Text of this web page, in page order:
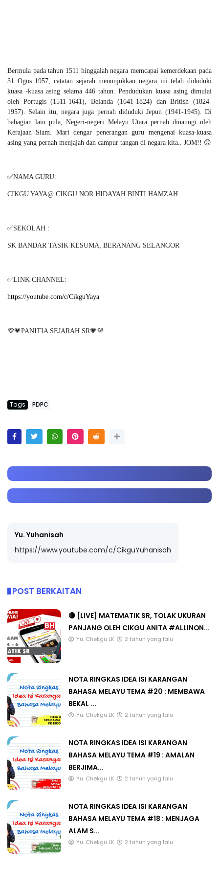
Bermula pada tahun 1511 hinggalah negara memcapai kemerdekaan pada
31 Ogos 1957, catatan sejarah menunjukkan negara ini telah diduduki
kuasa -kuasa asing selama 446 tahun. Pendudukan kuasa asing dimulai
oleh Portugis (1511-1641), Belanda (1641-1824) dan British (1824-
1957). Selain itu, negara juga pernah diduduki Jepun (1941-1945). Di
bahagian lain pula, Negeri-negeri Melayu Utara pernah dinaungi oleh
Kerajaan Siam. Mari dengar penerangan guru mengenai kuasa-kuasa
asing yang pernah menjajah dan campur tangan di negara kita.. JOM!! 😊
✅NAMA GURU:
CIKGU YAYA@ CIKGU NOR HIDAYAH BINTI HAMZAH
✅SEKOLAH :
SK BANDAR TASIK KESUMA, BERANANG SELANGOR
✅LINK CHANNEL:
https://youtube.com/c/CikguYaya
💜💗PANITIA SEJARAH SR💗💜
Tags PDPC
Yu. Yuhanisah
https://www.youtube.com/c/CikguYuhanisah
POST BERKAITAN
🔴 [LIVE] MATEMATIK SR, TOLAK UKURAN
PANJANG OLEH CIKGU ANITA #ALLINON...
Yu. Chekgu LK 2 tahun yang lalu
NOTA RINGKAS IDEA ISI KARANGAN
BAHASA MELAYU TEMA #20 : MEMBAWA
BEKAL ...
Yu. Chekgu LK 2 tahun yang lalu
NOTA RINGKAS IDEA ISI KARANGAN
BAHASA MELAYU TEMA #19 : AMALAN
BERJIMA...
Yu. Chekgu LK 2 tahun yang lalu
NOTA RINGKAS IDEA ISI KARANGAN
BAHASA MELAYU TEMA #18 : MENJAGA
ALAM S...
Yu. Chekgu LK 2 tahun yang lalu